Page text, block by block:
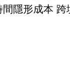
隱形成本 跨